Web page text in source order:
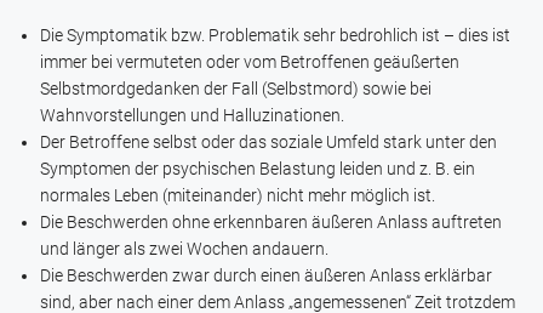
Die Symptomatik bzw. Problematik sehr bedrohlich ist – dies ist
immer bei vermuteten oder vom Betroffenen geäußerten
Selbstmordgedanken der Fall (Selbstmord) sowie bei
Wahnvorstellungen und Halluzinationen.
Der Betroffene selbst oder das soziale Umfeld stark unter den
Symptomen der psychischen Belastung leiden und z. B. ein
normales Leben (miteinander) nicht mehr möglich ist.
Die Beschwerden ohne erkennbaren äußeren Anlass auftreten
und länger als zwei Wochen andauern.
Die Beschwerden zwar durch einen äußeren Anlass erklärbar
sind, aber nach einer dem Anlass „angemessenen“ Zeit trotzdem